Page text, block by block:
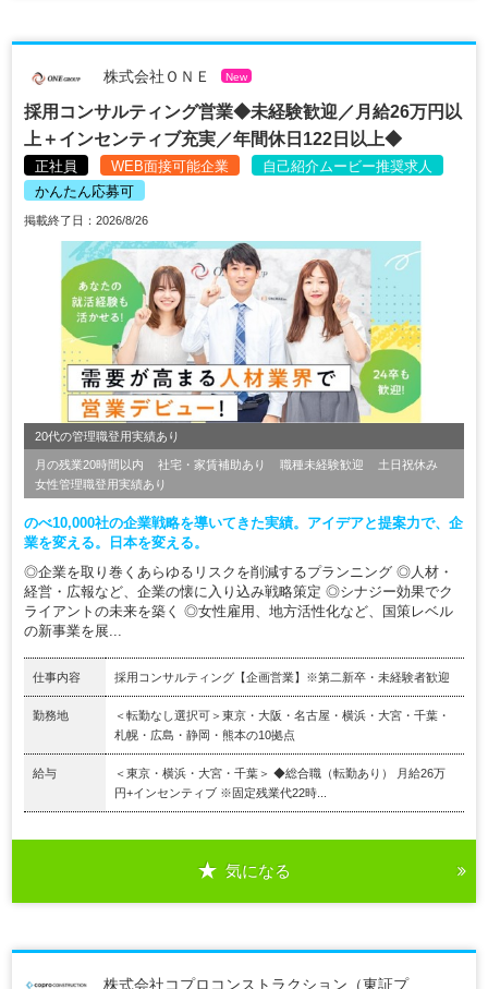
株式会社ＯＮＥ New
採用コンサルティング営業◆未経験歓迎／月給26万円以
上＋インセンティブ充実／年間休日122日以上◆
正社員 WEB面接可能企業
自己紹介ムービー推奨求人
かんたん応募可
掲載終了日：2026/8/26
20代の管理職登用実績あり
月の残業20時間以内 社宅・家賃補助あり 職種未経験歓迎
土日祝休み
女性管理職登用実績あり
のべ10,000社の企業戦略を導いてきた実績。アイデアと提案力で、企
業を変える。日本を変える。
◎企業を取り巻くあらゆるリスクを削減するプランニング ◎人材・
経営・広報など、企業の懐に入り込み戦略策定 ◎シナジー効果でク
ライアントの未来を築く ◎女性雇用、地方活性化など、国策レベル
の新事業を展...
仕事内容 採用コンサルティング【企画営業】※第二新卒・未経験者歓迎
勤務地
＜転勤なし選択可＞東京・大阪・名古屋・横浜・大宮・千葉・
札幌・広島・静岡・熊本の10拠点
給与
＜東京・横浜・大宮・千葉＞ ◆総合職（転勤あり） 月給26万
円+インセンティブ ※固定残業代22時...
気になる
株式会社コプロコンストラクション（東証プ